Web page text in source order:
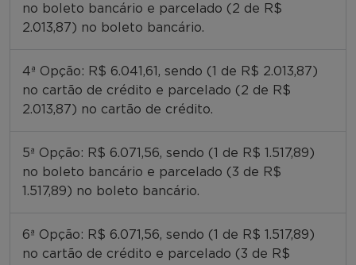
no boleto bancário e parcelado (2 de R$
2.013,87) no boleto bancário.
4ª Opção: R$ 6.041,61, sendo (1 de R$ 2.013,87)
no cartão de crédito e parcelado (2 de R$
2.013,87) no cartão de crédito.
5ª Opção: R$ 6.071,56, sendo (1 de R$ 1.517,89)
no boleto bancário e parcelado (3 de R$
1.517,89) no boleto bancário.
6ª Opção: R$ 6.071,56, sendo (1 de R$ 1.517,89)
no cartão de crédito e parcelado (3 de R$